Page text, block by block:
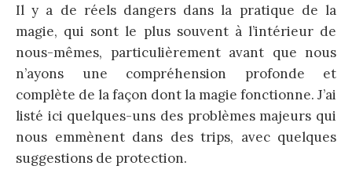
Il y a de réels dangers dans la pratique de la
magie, qui sont le plus souvent à l’intérieur de
nous-mêmes, particulièrement avant que nous
n’ayons une compréhension profonde et
complète de la façon dont la magie fonctionne. J’ai
listé ici quelques-uns des problèmes majeurs qui
nous emmènent dans des trips, avec quelques
suggestions de protection.